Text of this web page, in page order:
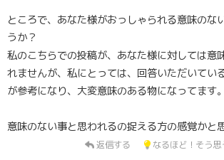
ところで、あなた様がおっしゃられる意味のな
うか？
私のこちらでの投稿が、あなた様に対しては意
れませんが、私にとっては、回答いただいてい
が参考になり、大変意味のある物になってます。
意味のない事と思われるの捉える方の感覚かと
返信する なるほど！そう思